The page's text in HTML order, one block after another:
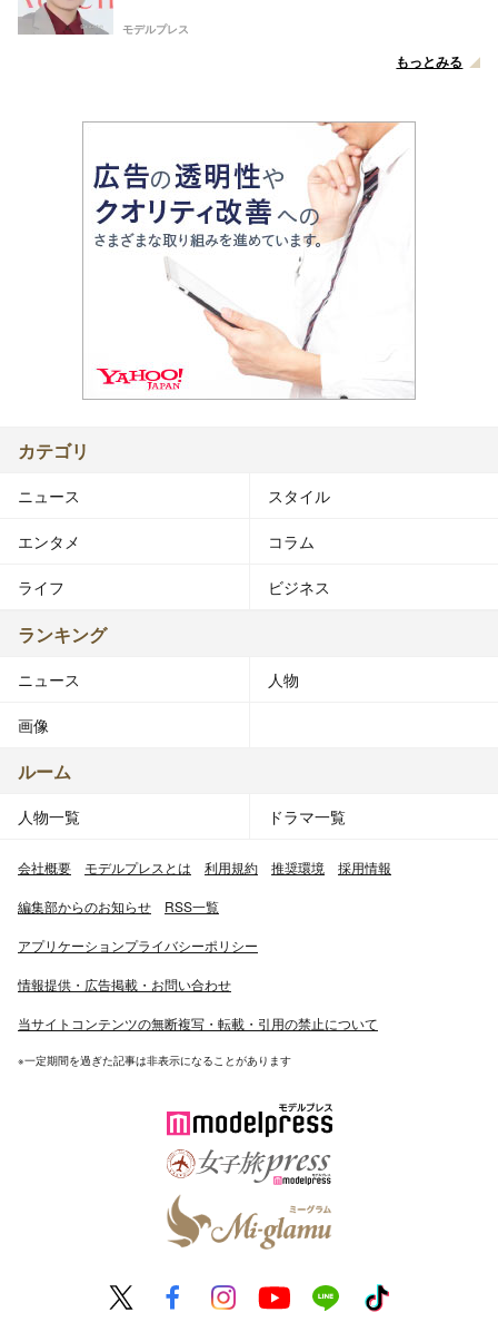
モデルプレス
もっとみる
カテゴリ
ニュース スタイル
エンタメ コラム
ライフ ビジネス
ランキング
ニュース 人物
画像
ルーム
人物一覧 ドラマ一覧
会社概要 モデルプレスとは 利用規約 推奨環境 採用情報
編集部からのお知らせ RSS一覧
アプリケーションプライバシーポリシー
情報提供・広告掲載・お問い合わせ
当サイトコンテンツの無断複写・転載・引用の禁止について
※一定期間を過ぎた記事は非表示になることがあります